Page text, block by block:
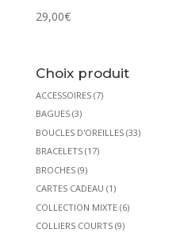
29,00€
Choix produit
ACCESSOIRES (7)
BAGUES (3)
BOUCLES D'OREILLES (33)
BRACELETS (17)
BROCHES (9)
CARTES CADEAU (1)
COLLECTION MIXTE (6)
COLLIERS COURTS (9)